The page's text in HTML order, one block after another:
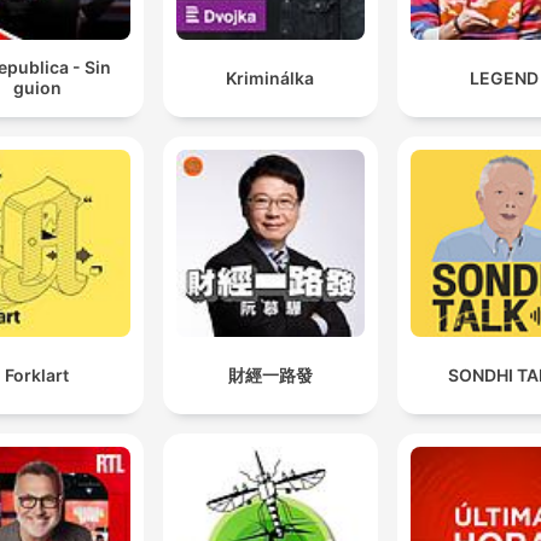
- Sin
guion
Kriminálka LEGEND
Forklart 財經一路發 SONDHI